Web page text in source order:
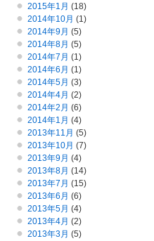
2015年1月 (18)
2014年10月 (1)
2014年9月 (5)
2014年8月 (5)
2014年7月 (1)
2014年6月 (1)
2014年5月 (3)
2014年4月 (2)
2014年2月 (6)
2014年1月 (4)
2013年11月 (5)
2013年10月 (7)
2013年9月 (4)
2013年8月 (14)
2013年7月 (15)
2013年6月 (6)
2013年5月 (4)
2013年4月 (2)
2013年3月 (5)